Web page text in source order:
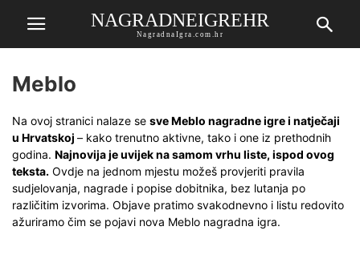
NAGRADNEIGREHR
NagradnaIgra.com.hr
Meblo
Na ovoj stranici nalaze se sve Meblo nagradne igre i natječaji
u Hrvatskoj – kako trenutno aktivne, tako i one iz prethodnih
godina. Najnovija je uvijek na samom vrhu liste, ispod ovog
teksta. Ovdje na jednom mjestu možeš provjeriti pravila
sudjelovanja, nagrade i popise dobitnika, bez lutanja po
različitim izvorima. Objave pratimo svakodnevno i listu redovito
ažuriramo čim se pojavi nova Meblo nagradna igra.